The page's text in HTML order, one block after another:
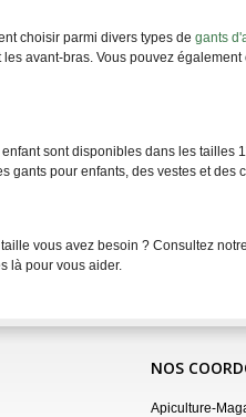
choisir parmi divers types de gants
avant-bras. Vous pouvez
sont disponibles dans les tailles
pour enfants, des vestes et des
vous avez besoin ? Consultez notre
là pour vous aider.
NOS
Apiculture-